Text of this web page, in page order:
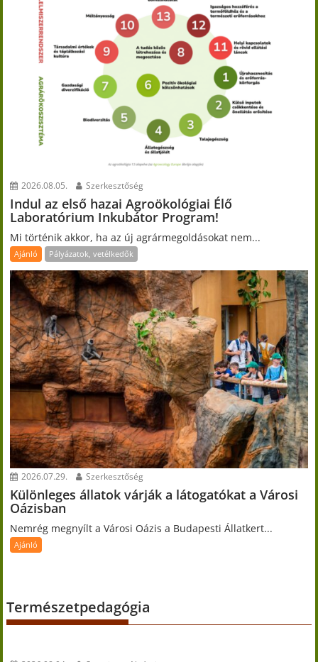
2026.08.05. Szerkesztőség
Indul az első hazai Agroökológiai Élő
Laboratórium Inkubátor Program!
Mi történik akkor, ha az új agrármegoldásokat nem...
Ajánló Pályázatok, vetélkedők
2026.07.29. Szerkesztőség
Különleges állatok várják a látogatókat a Városi
Oázisban
Nemrég megnyílt a Városi Oázis a Budapesti Állatkert...
Ajánló
Természetpedagógia